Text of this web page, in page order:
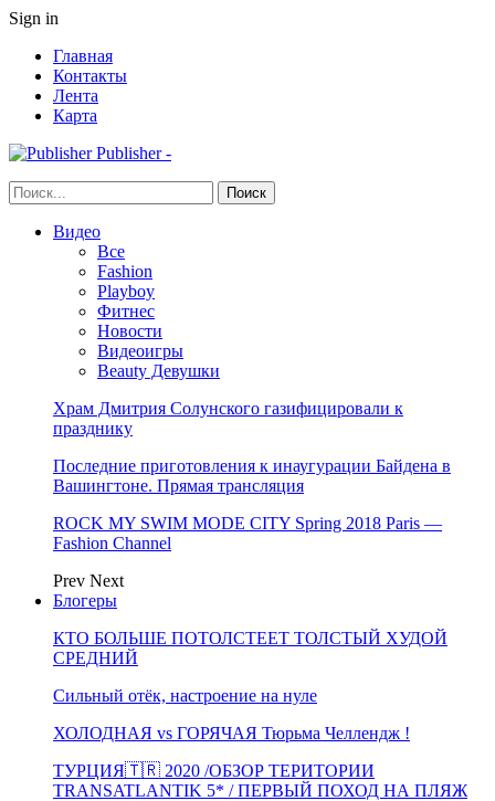
Sign in
Главная
Контакты
Лента
Карта
Publisher -
Видео
Все
Fashion
Playboy
Фитнес
Новости
Видеоигры
Beauty Девушки
Храм Дмитрия Солунского газифицировали к
празднику
Последние приготовления к инаугурации Байдена в
Вашингтоне. Прямая трансляция
ROCK MY SWIM MODE CITY Spring 2018 Paris —
Fashion Channel
Prev Next
Блогеры
КТО БОЛЬШЕ ПОТОЛСТЕЕТ ТОЛСТЫЙ ХУДОЙ
СРЕДНИЙ
Сильный отёк, настроение на нуле
ХОЛОДНАЯ vs ГОРЯЧАЯ Тюрьма Челлендж !
ТУРЦИЯ🇹🇷 2020 /ОБЗОР ТЕРИТОРИИ
TRANSATLANTIK 5* / ПЕРВЫЙ ПОХОД НА ПЛЯЖ